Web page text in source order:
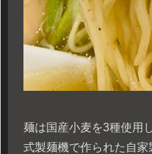
麺は国産小麦を3種使用
式製麺機で作られた自家